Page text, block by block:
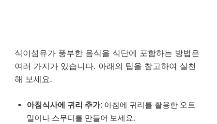
식이섬유가 풍부한 음식을 식단에 포함하는 방법은
여러 가지가 있습니다. 아래의 팁을 참고하여 실천
해 보세요.
아침식사에 귀리 추가: 아침에 귀리를 활용한 오트
밀이나 스무디를 만들어 보세요.